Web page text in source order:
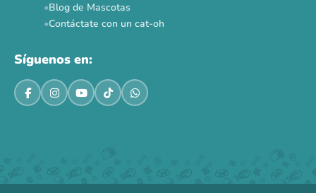
Blog de Mascotas
Contáctate con un cat-oh
Síguenos en: